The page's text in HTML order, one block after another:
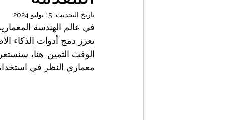
تاريخ التحديث: 15 يوليو 2024
في عالم الهندسة
يعزز دمج أدوات الذكاء
الوقت الثمين. هنا،
معماري النظر في